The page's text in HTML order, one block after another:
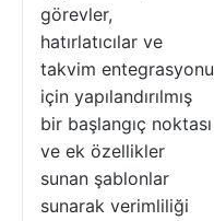
görevler,
hatırlatıcılar ve
takvim entegrasyonu
için yapılandırılmış
bir başlangıç noktası
ve ek özellikler
sunan şablonlar
sunarak verimliliği